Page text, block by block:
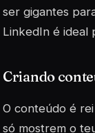
ser gigantes
LinkedIn é ideal
Criando
O conteúdo é
só mostrem o